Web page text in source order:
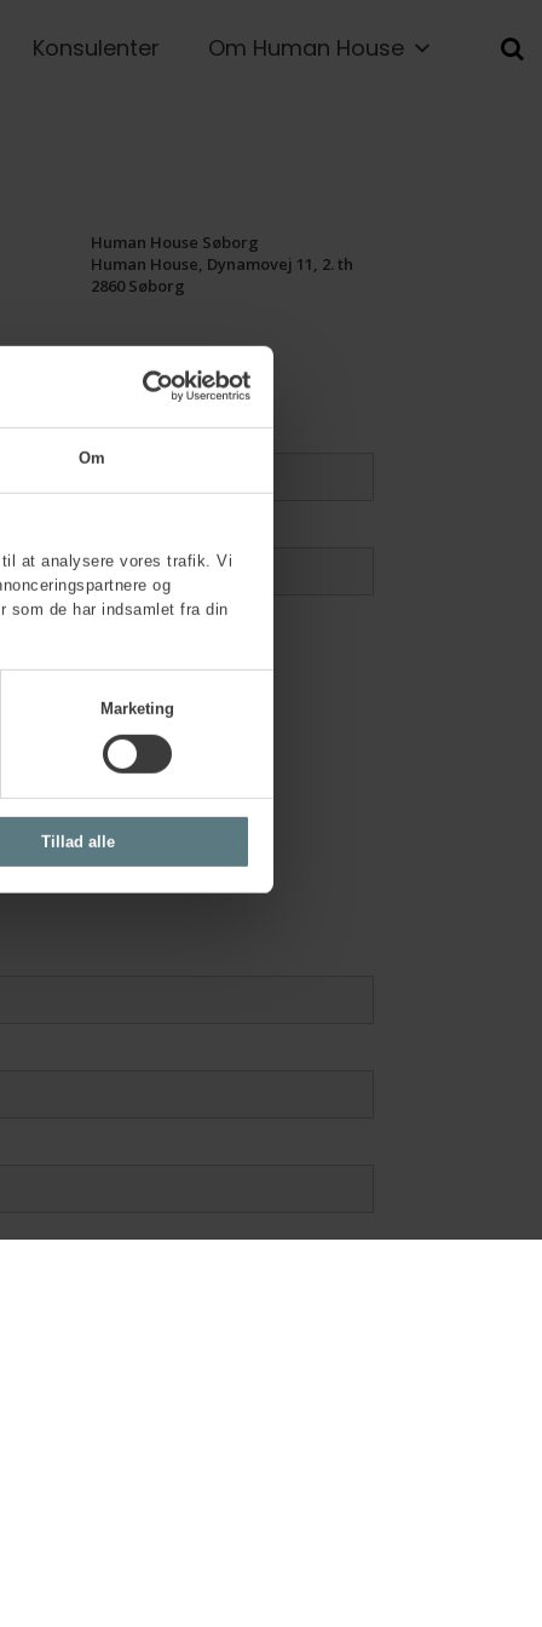
Om
at analysere vores trafik. Vi
og
som de har indsamlet fra din
Marketing
Tillad alle
Konsulenter Om Human House
Human House Søborg
Human House, Dynamovej 11, 2. th
2860 Søborg